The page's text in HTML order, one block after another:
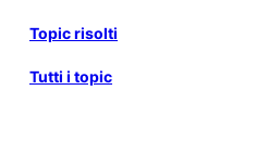
Topic risolti
Tutti i topic